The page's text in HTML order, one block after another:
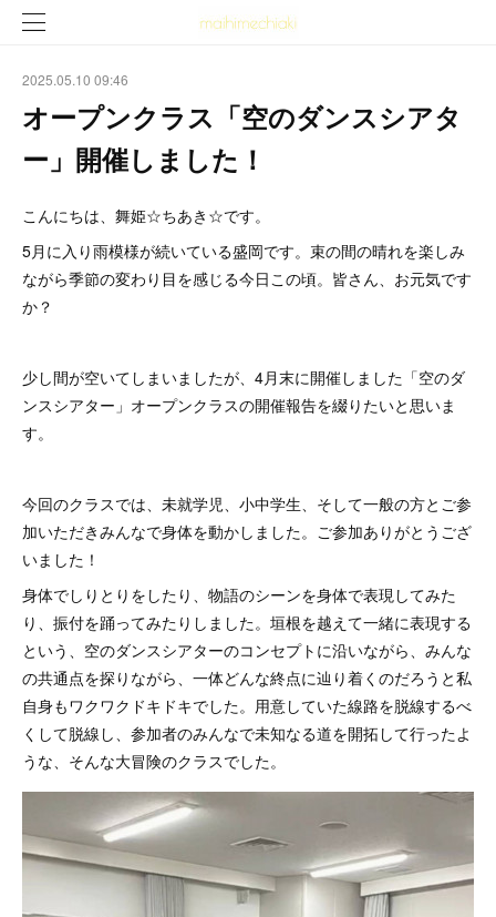
2025.05.10 09:46
オープンクラス「空のダンスシアタ
ー」開催しました！
こんにちは、舞姫☆ちあき☆です。
5月に入り雨模様が続いている盛岡です。束の間の晴れを楽しみ
ながら季節の変わり目を感じる今日この頃。皆さん、お元気です
か？
少し間が空いてしまいましたが、4月末に開催しました「空のダ
ンスシアター」オープンクラスの開催報告を綴りたいと思いま
す。
今回のクラスでは、未就学児、小中学生、そして一般の方とご参
加いただきみんなで身体を動かしました。ご参加ありがとうござ
いました！
身体でしりとりをしたり、物語のシーンを身体で表現してみた
り、振付を踊ってみたりしました。垣根を越えて一緒に表現する
という、空のダンスシアターのコンセプトに沿いながら、みんな
の共通点を探りながら、一体どんな終点に辿り着くのだろうと私
自身もワクワクドキドキでした。用意していた線路を脱線するべ
くして脱線し、参加者のみんなで未知なる道を開拓して行ったよ
うな、そんな大冒険のクラスでした。